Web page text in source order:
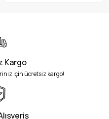
Kargo
için ücretsiz kargo!